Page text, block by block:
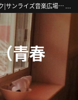
大津ジャズフェス~サンライズ音楽広場バンド | 滋賀のオープンマイク|サンライズ音楽広場|南草津・初心者歓迎
青春